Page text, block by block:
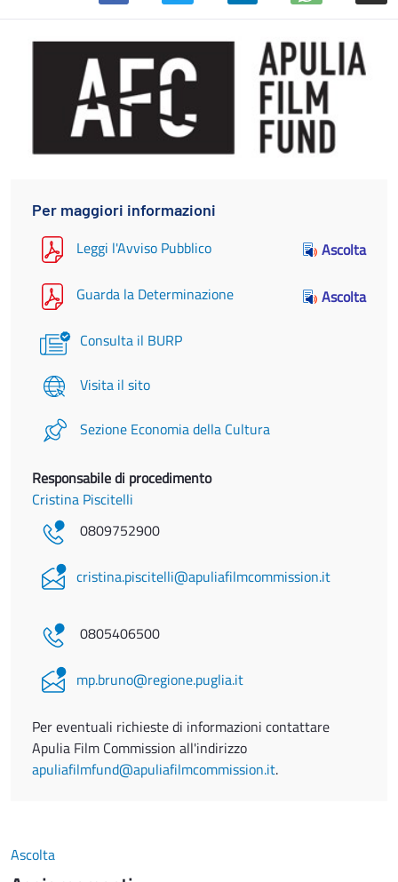
Per maggiori informazioni
Leggi l'Avviso Pubblico Ascolta
Guarda la Determinazione Ascolta
Consulta il BURP
Visita il sito
Sezione Economia della Cultura
Responsabile di procedimento
Cristina Piscitelli
0809752900
cristina.piscitelli@apuliafilmcommission.it
0805406500
mp.bruno@regione.puglia.it
Per eventuali richieste di informazioni contattare
Apulia Film Commission all'indirizzo
apuliafilmfund@apuliafilmcommission.it.
Ascolta